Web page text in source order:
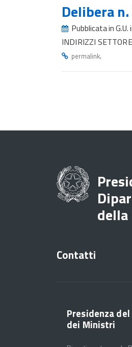
Delibera
Pubblicata in
INDIRIZZI
permalink.
Contatti
Presidenza
dei Ministri